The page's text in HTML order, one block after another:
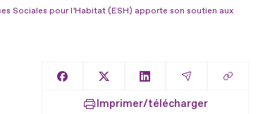
Sociales pour l’Habitat (ESH) apporte son soutien aux
Partager sur Facebook
Partager sur XPartager sur LinkedIn
Partager par
Copier
Imprimer/télécharger